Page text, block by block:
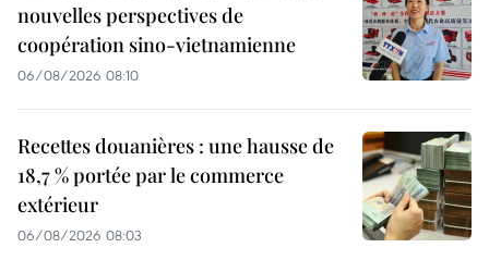
nouvelles perspectives de
coopération sino-vietnamienne
06/08/2026 08:10
Recettes douanières : une hausse de
18,7 % portée par le commerce
extérieur
06/08/2026 08:03